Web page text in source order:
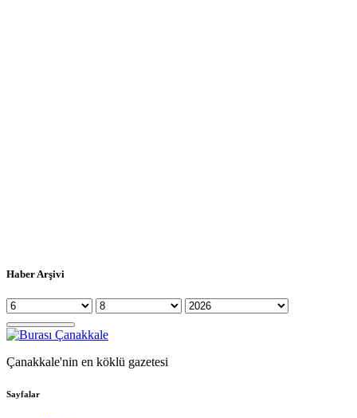
Haber Arşivi
Çanakkale'nin en köklü gazetesi
Sayfalar